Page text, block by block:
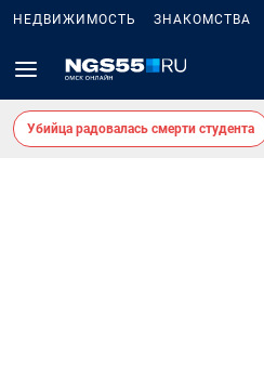
НЕДВИЖИМОСТЬ ЗНАКОМСТВА
Убийца радовалась смерти студента